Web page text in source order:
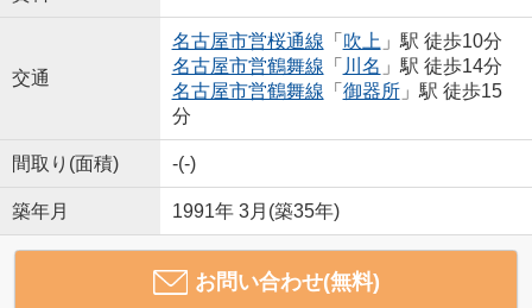
交通
名古屋市営桜通線 「 吹上 」駅 徒歩10分
名古屋市営鶴舞線 「 川名 」駅 徒歩14分
名古屋市営鶴舞線 「 御器所」駅 徒歩15
分
間取り(面積) -(-)
築年月 1991年 3月(築35年)
お問い合わせ(無料)